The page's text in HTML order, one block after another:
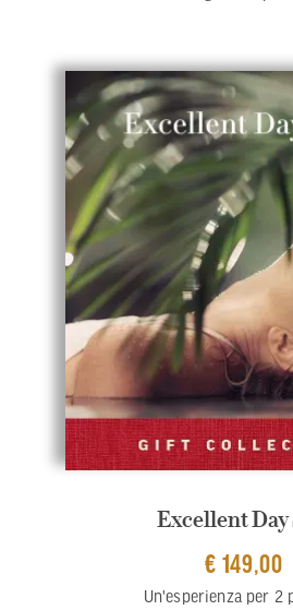
Excellent Day
€ 149,00
Un'esperienza per 2